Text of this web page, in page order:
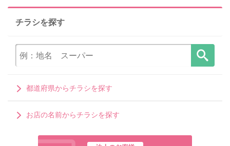
チラシを探す
都道府県からチラシを探す
お店の名前からチラシを探す